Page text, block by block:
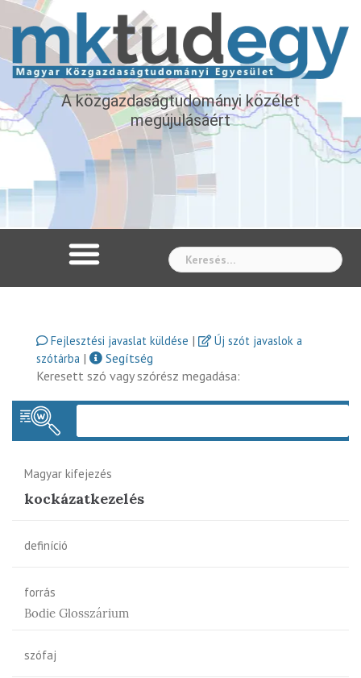
A közgazdaságtudományi közélet
megújulásáért
Fejlesztési javaslat küldése |
Új szót javaslok a
szótárba |
Segítség
Keresett szó vagy szórész megadása:
Magyar kifejezés
kockázatkezelés
definíció
forrás
Bodie Glosszárium
szófaj